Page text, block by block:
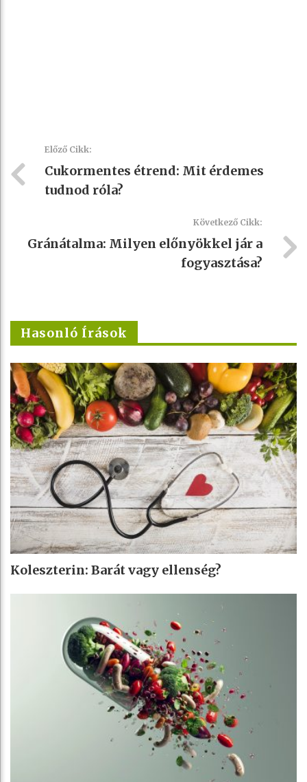
Előző Cikk:
Cukormentes étrend: Mit érdemes
tudnod róla?
Következő Cikk:
Gránátalma: Milyen előnyökkel jár a
fogyasztása?
Hasonló Írások
Koleszterin: Barát vagy ellenség?